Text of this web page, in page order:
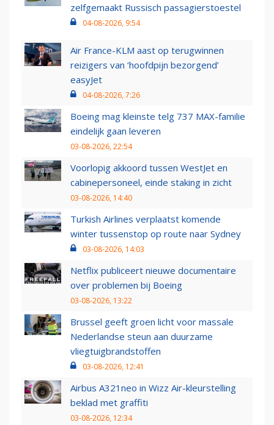
zelfgemaakt Russisch passagierstoestel
04-08-2026, 9:54
Air France-KLM aast op terugwinnen
reizigers van ‘hoofdpijn bezorgend’
easyJet
04-08-2026, 7:26
Boeing mag kleinste telg 737 MAX-familie
eindelijk gaan leveren
03-08-2026, 22:54
Voorlopig akkoord tussen WestJet en
cabinepersoneel, einde staking in zicht
03-08-2026, 14:40
Turkish Airlines verplaatst komende
winter tussenstop op route naar Sydney
03-08-2026, 14:03
Netflix publiceert nieuwe documentaire
over problemen bij Boeing
03-08-2026, 13:22
Brussel geeft groen licht voor massale
Nederlandse steun aan duurzame
vliegtuigbrandstoffen
03-08-2026, 12:41
Airbus A321neo in Wizz Air-kleurstelling
beklad met graffiti
03-08-2026, 12:34